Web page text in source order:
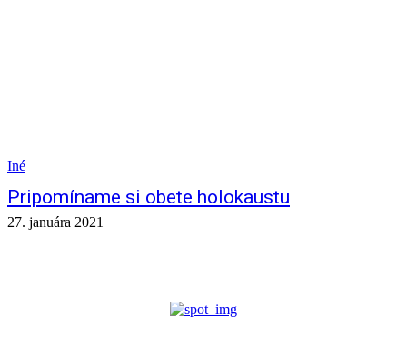
Iné
Pripomíname si obete holokaustu
27. januára 2021